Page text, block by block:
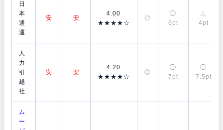
日
本
通
運
安 安
4.00
★★★★☆
◎
◯
6pt
△
4pt
人
力
引
越
社
安 安
4.20
★★★★☆
◎
◯
7pt
◯
7.5pt
ム
ー